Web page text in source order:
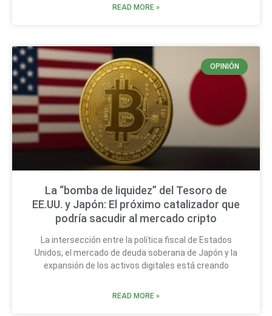
READ MORE »
OPINIÓN
La “bomba de liquidez” del Tesoro de
EE.UU. y Japón: El próximo catalizador que
podría sacudir al mercado cripto
La intersección entre la política fiscal de Estados
Unidos, el mercado de deuda soberana de Japón y la
expansión de los activos digitales está creando
READ MORE »